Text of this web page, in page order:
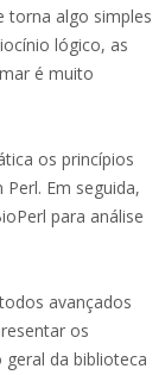
torna algo simples
lógico, as
é muito
os princípios
Em seguida,
para análise
avançados
os
da biblioteca